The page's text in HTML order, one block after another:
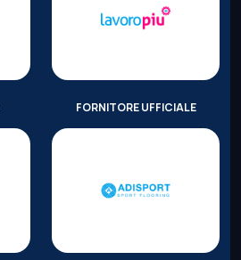
FORNITORE UFFICIALE